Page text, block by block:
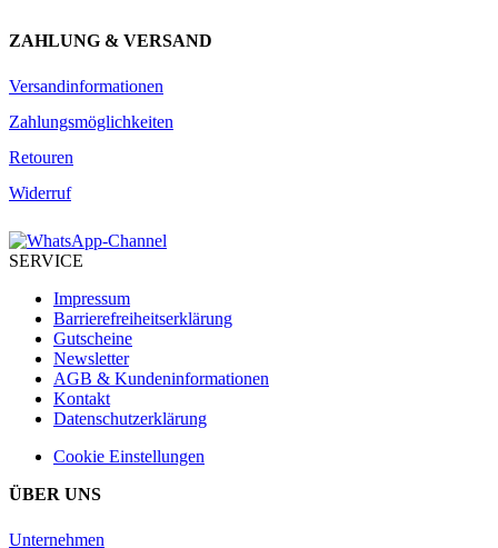
ZAHLUNG & VERSAND
Versandinformationen
Zahlungsmöglichkeiten
Retouren
Widerruf
SERVICE
Impressum
Barrierefreiheitserklärung
Gutscheine
Newsletter
AGB & Kundeninformationen
Kontakt
Datenschutzerklärung
Cookie Einstellungen
ÜBER UNS
Unternehmen